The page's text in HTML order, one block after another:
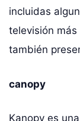
incluidas
televisión
también
canopy
Kanopy es